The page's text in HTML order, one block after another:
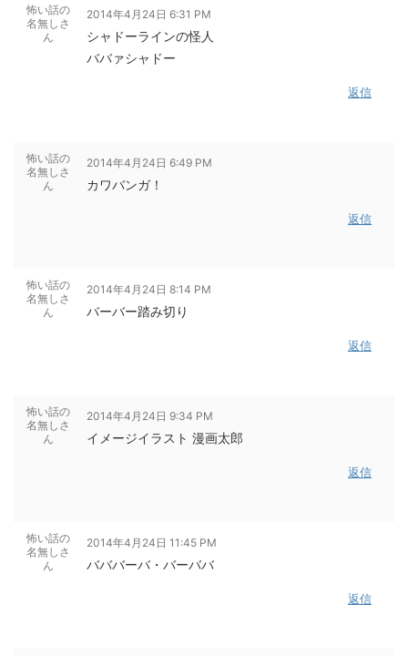
怖い話の
名無しさ
ん
2014年4月24日 6:31 PM
シャドーラインの怪人
ババァシャドー
返信
怖い話の
名無しさ
ん
2014年4月24日 6:49 PM
カワバンガ！
返信
怖い話の
名無しさ
ん
2014年4月24日 8:14 PM
バーバー踏み切り
返信
怖い話の
名無しさ
ん
2014年4月24日 9:34 PM
イメージイラスト 漫画太郎
返信
怖い話の
名無しさ
ん
2014年4月24日 11:45 PM
バババーバ・バーババ
返信